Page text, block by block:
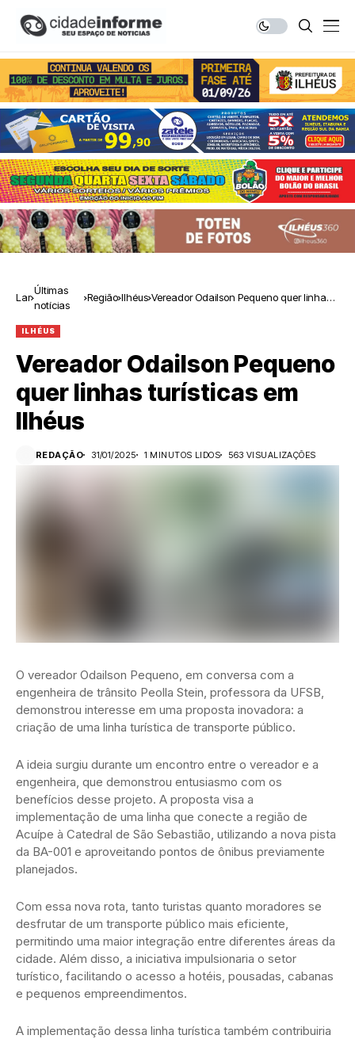
Lar
Últimas
notícias
Região Ilhéus Vereador Odailson Pequeno quer linhas
ILHÉUS
Vereador Odailson Pequeno
quer linhas turísticas em
Ilhéus
REDAÇÃO 31/01/2025 1 MINUTOS LIDOS 563 VISUALIZAÇÕES
O vereador Odailson Pequeno, em conversa com a
engenheira de trânsito Peolla Stein, professora da UFSB,
demonstrou interesse em uma proposta inovadora: a
criação de uma linha turística de transporte público.
A ideia surgiu durante um encontro entre o vereador e a
engenheira, que demonstrou entusiasmo com os
benefícios desse projeto. A proposta visa a
implementação de uma linha que conecte a região de
Acuípe à Catedral de São Sebastião, utilizando a nova pista
da BA-001 e aproveitando pontos de ônibus previamente
planejados.
Com essa nova rota, tanto turistas quanto moradores se
desfrutar de um transporte público mais eficiente,
permitindo uma maior integração entre diferentes áreas da
cidade. Além disso, a iniciativa impulsionaria o setor
turístico, facilitando o acesso a hotéis, pousadas, cabanas
e pequenos empreendimentos.
A implementação dessa linha turística também contribuiria